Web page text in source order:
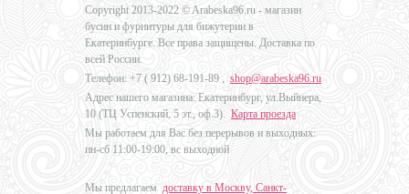
Copyright 2013-2022 © Arabeska96.ru - магазин
бусин и фурнитуры для бижутерии в
Екатеринбурге. Все права защищены. Доставка по
всей России.
Телефон: +7 ( 912) 68-191-89 , shop@arabeska96.ru
Адрес нашего магазина: Екатеринбург, ул.Выйнера,
10 (ТЦ Успенский, 5 эт., оф.3). Карта проезда
Мы работаем для Вас без перерывов и выходных:
пн-сб 11:00-19:00, вс выходной
Мы предлагаем доставку в Москву, Санкт-